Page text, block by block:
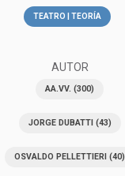
TEATRO | TEORÍA
AUTOR
AA.VV. (300)
JORGE DUBATTI(43)
OSVALDO PELLETTIERI (40)